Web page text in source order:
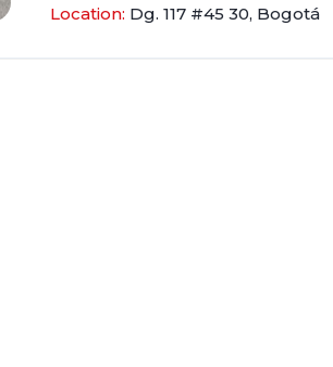
Location: Dg. 117 #45 30, Bogotá